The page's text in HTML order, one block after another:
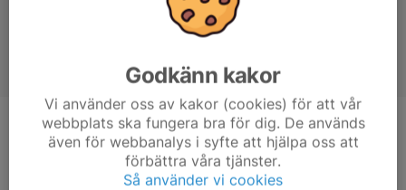
Position
-
9 år
Godkänn kakor
Vi använder oss av kakor (cookies) för att vår
webbplats ska fungera bra för dig. De används
även för webbanalys i syfte att hjälpa oss att
förbättra våra tjänster.
Så använder vi cookies